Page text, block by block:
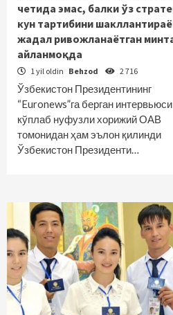
четида эмас, балки ўз
кун тартибини
жадал ривожланаётган
айланмоқда
1 yil oldin Behzod 2 716
Ўзбекистон Президентининг
“Euronews”га берган интервьюси
кўплаб нуфузли хорижий ОАВ
томонидан ҳам эълон қилинди
Ўзбекистон Президенти…